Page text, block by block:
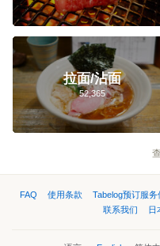
樱木町・高岛町
港未来 元
北海道 青森 秋田 山形
拉面/沾面
52,365
FAQ 使用条款 Tabelog预订服务
联系我们
日